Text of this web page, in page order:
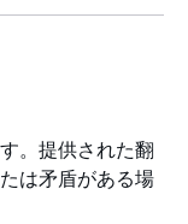
。提供された翻
は矛盾がある場